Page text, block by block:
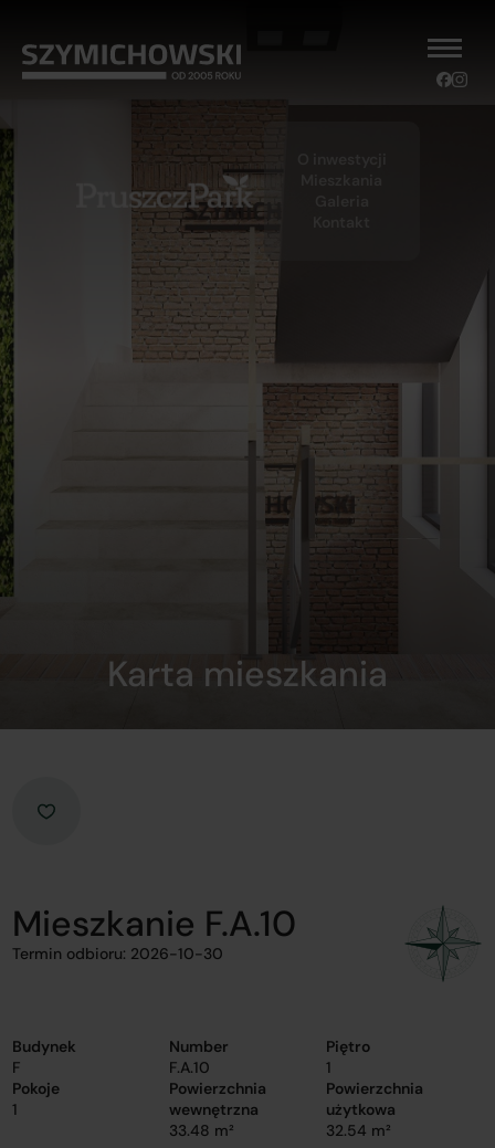
Karta mieszkania
Mieszkanie F.A.10
Termin odbioru: 2026-10-30
Budynek
F
Number
F.A.10
Piętro
1
Pokoje
1
Powierzchnia
wewnętrzna
33.48 m²
Powierzchnia
użytkowa
32.54 m²